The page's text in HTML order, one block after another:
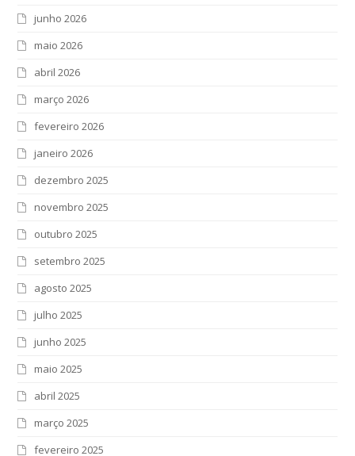
junho 2026
maio 2026
abril 2026
março 2026
fevereiro 2026
janeiro 2026
dezembro 2025
novembro 2025
outubro 2025
setembro 2025
agosto 2025
julho 2025
junho 2025
maio 2025
abril 2025
março 2025
fevereiro 2025